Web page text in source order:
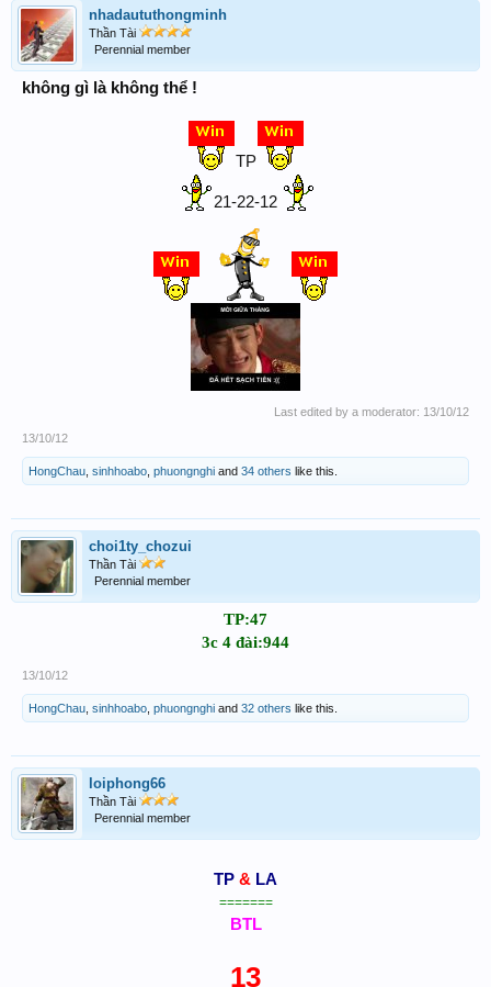
nhadaututhongminh
Thần Tài
Perennial member
không gì là không thể !
TP
21-22-12
Last edited by a moderator: 13/10/12
13/10/12
HongChau sinhhoabo phuongnghi and 34 others like this.
choi1ty_chozui
Thần Tài
Perennial member
TP:47
3c 4 đài:944​
13/10/12
HongChau sinhhoabo phuongnghi and 32 others like this.
loiphong66
Thần Tài
Perennial member
TP & LA
=======
BTL
13